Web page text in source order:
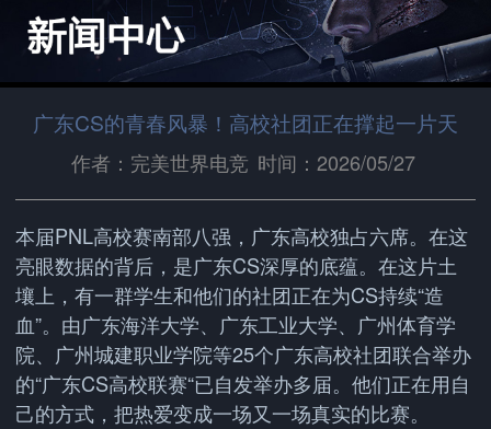
广东CS的青春风暴！高校社团正在撑起一片天
作者：完美世界电竞 时间：2026/05/27
本届PNL高校赛南部八强，广东高校独占六席。在这
亮眼数据的背后，是广东CS深厚的底蕴。在这片土
壤上，有一群学生和他们的社团正在为CS持续“造
血”。由广东海洋大学、广东工业大学、广州体育学
院、广州城建职业学院等25个广东高校社团联合举办
的“广东CS高校联赛“已自发举办多届。他们正在用自
己的方式，把热爱变成一场又一场真实的比赛。